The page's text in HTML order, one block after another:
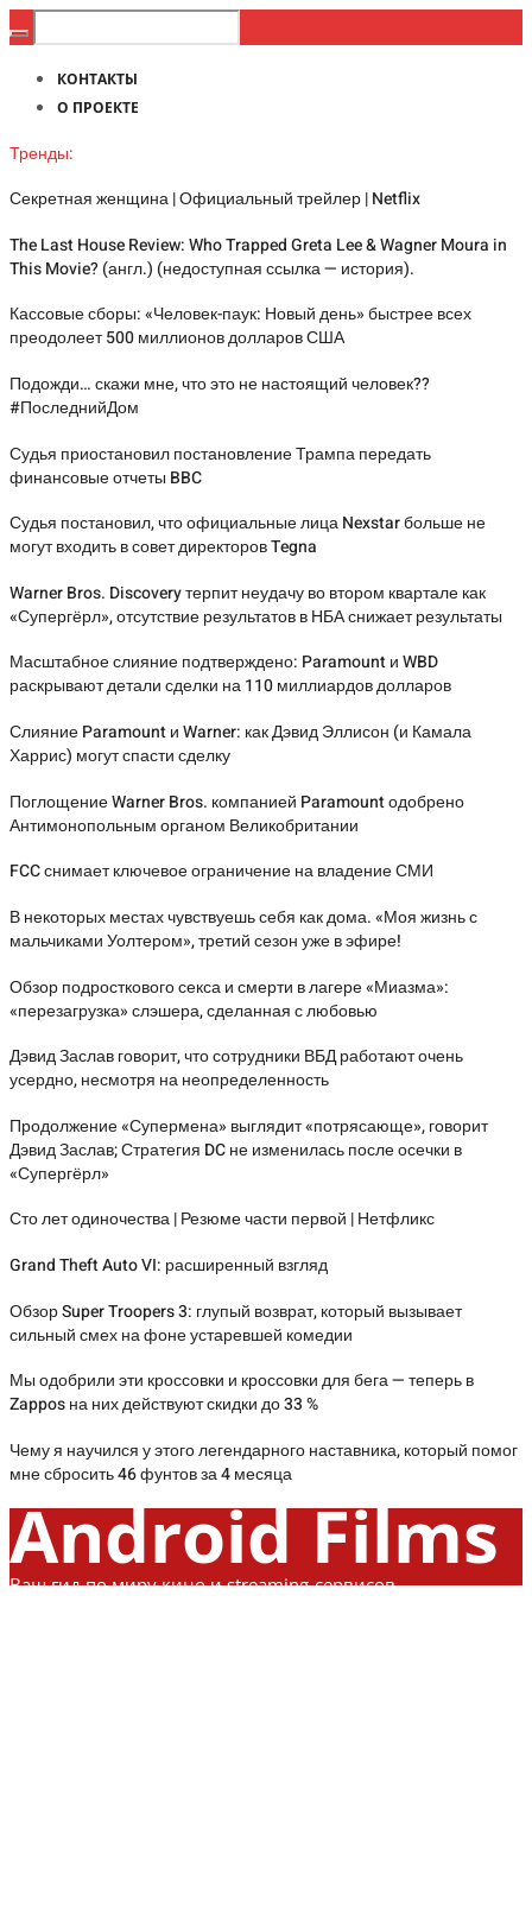
КОНТАКТЫ
О ПРОЕКТЕ
Тренды:
Секретная женщина | Официальный трейлер | Netflix
The Last House Review: Who Trapped Greta Lee & Wagner Moura in
This Movie? (англ.) (недоступная ссылка — история).
Кассовые сборы: «Человек-паук: Новый день» быстрее всех
преодолеет 500 миллионов долларов США
Подожди… скажи мне, что это не настоящий человек??
#ПоследнийДом
Судья приостановил постановление Трампа передать
финансовые отчеты BBC
Судья постановил, что официальные лица Nexstar больше не
могут входить в совет директоров Tegna
Warner Bros. Discovery терпит неудачу во втором квартале как
«Супергёрл», отсутствие результатов в НБА снижает результаты
Масштабное слияние подтверждено: Paramount и WBD
раскрывают детали сделки на 110 миллиардов долларов
Слияние Paramount и Warner: как Дэвид Эллисон (и Камала
Харрис) могут спасти сделку
Поглощение Warner Bros. компанией Paramount одобрено
Антимонопольным органом Великобритании
FCC снимает ключевое ограничение на владение СМИ
В некоторых местах чувствуешь себя как дома. «Моя жизнь с
мальчиками Уолтером», третий сезон уже в эфире!
Обзор подросткового секса и смерти в лагере «Миазма»:
«перезагрузка» слэшера, сделанная с любовью
Дэвид Заслав говорит, что сотрудники ВБД работают очень
усердно, несмотря на неопределенность
Продолжение «Супермена» выглядит «потрясающе», говорит
Дэвид Заслав; Стратегия DC не изменилась после осечки в
«Супергёрл»
Сто лет одиночества | Резюме части первой | Нетфликс
Grand Theft Auto VI: расширенный взгляд
Обзор Super Troopers 3: глупый возврат, который вызывает
сильный смех на фоне устаревшей комедии
Мы одобрили эти кроссовки и кроссовки для бега — теперь в
Zappos на них действуют скидки до 33 %
Чему я научился у этого легендарного наставника, который помог
мне сбросить 46 фунтов за 4 месяца
Android Films
Ваш гид по миру кино и streaming-сервисов